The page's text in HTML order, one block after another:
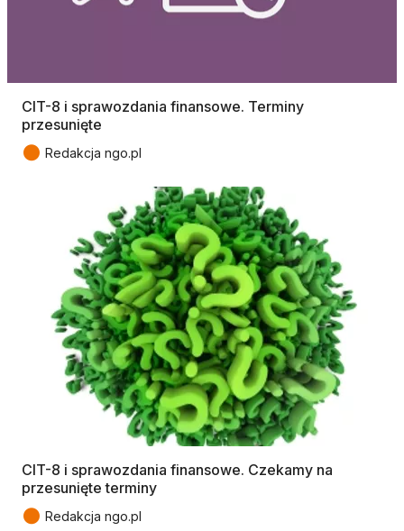
CIT-8 i sprawozdania finansowe. Terminy
przesunięte
● Redakcja ngo.pl
CIT-8 i sprawozdania finansowe. Czekamy na
przesunięte terminy
● Redakcja ngo.pl